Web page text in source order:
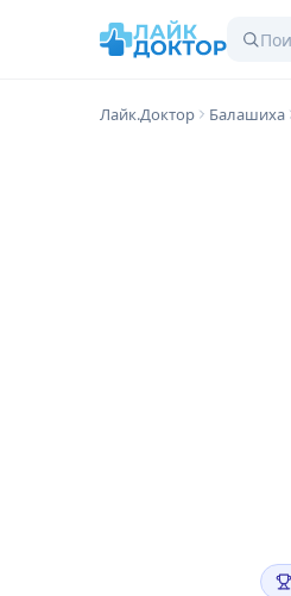
Лайк.Доктор Балашиха